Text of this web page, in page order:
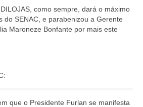
como sempre, dará o máximo
do SENAC, e parabenizou a Gerente
Maroneze Bonfante por mais este
que o Presidente Furlan se manifesta